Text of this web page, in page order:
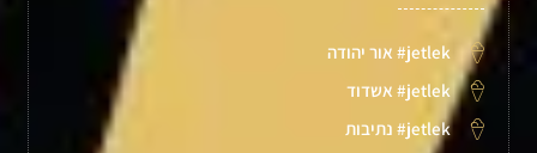
jetlek# אור יהודה
jetlek# אשדוד
jetlek# נתיבות